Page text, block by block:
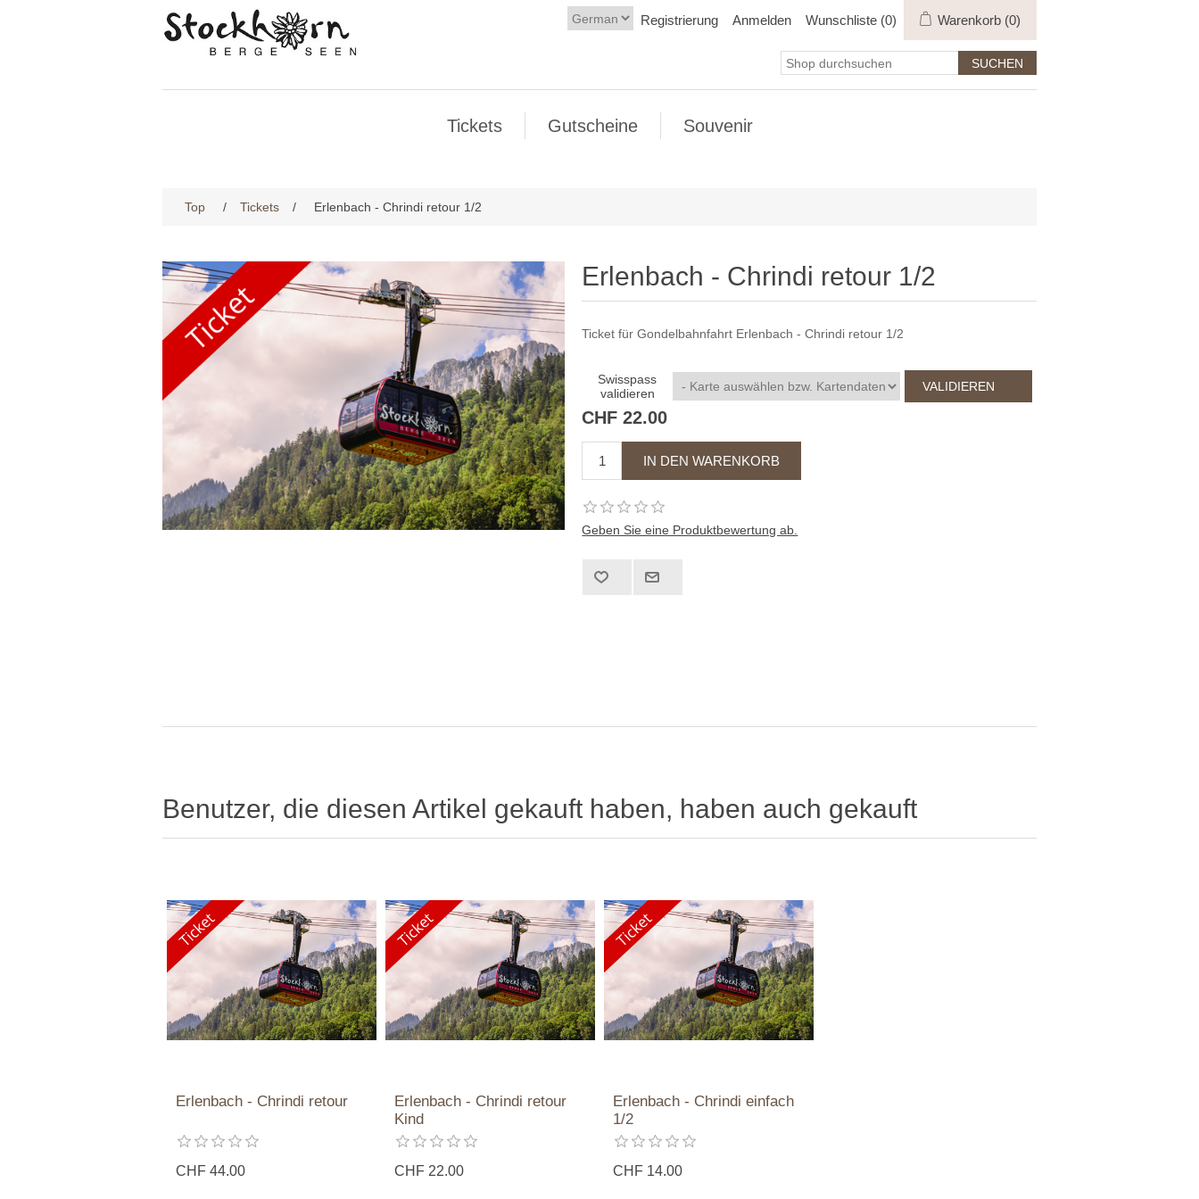
Registrierung Anmelden Wunschliste (0) Warenkorb (0)
Tickets Gutscheine Souvenir
Top / Tickets / Erlenbach - Chrindi retour 1/2
Erlenbach - Chrindi retour 1/2
Ticket für Gondelbahnfahrt Erlenbach - Chrindi retour 1/2
Swisspass
validieren
VALIDIEREN
CHF 22.00
Geben Sie eine Produktbewertung ab.
Benutzer, die diesen Artikel gekauft haben, haben auch gekauft
Erlenbach - Chrindi retour
CHF 44.00
Erlenbach - Chrindi retour
Kind
CHF 22.00
Erlenbach - Chrindi einfach
1/2
CHF 14.00